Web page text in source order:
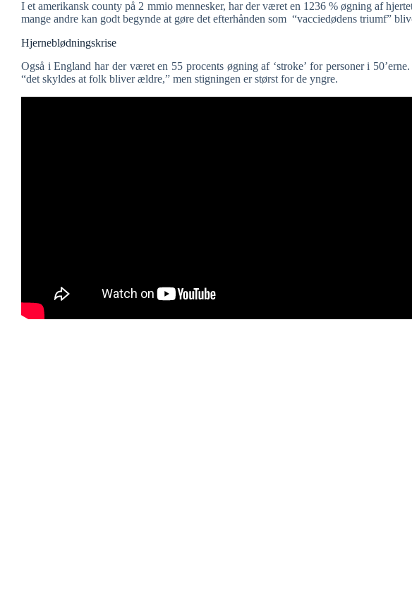
I et amerikansk county på 2 mmio mennesker, har der været en 1236 % øgning af
mange andre kan godt begynde at gøre det efterhånden som “vacciedødens triumf”
Hjerneblødningskrise
Også i England har der været en 55 procents øgning af ‘stroke’ for personer i
“det skyldes at folk bliver ældre,” men stigningen er størst for de yngre.